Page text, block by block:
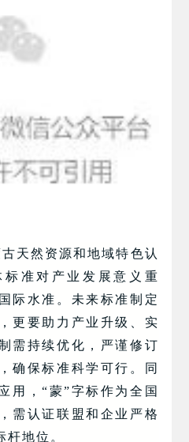
天然资源和地域特色认
准对产业发展意义重
际水准。未来标准制定
更要助力产业升级、实
需持续优化，严谨修订
确保标准科学可行。同
用，“蒙”字标作为全国
需认证联盟和企业严格
杆地位。